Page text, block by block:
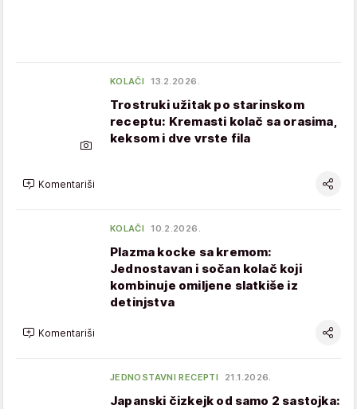
KOLAČI 13.2.2026.
Trostruki užitak po starinskom
receptu: Kremasti kolač sa orasima,
keksom i dve vrste fila
Komentariši
KOLAČI 10.2.2026.
Plazma kocke sa kremom:
Jednostavan i sočan kolač koji
kombinuje omiljene slatkiše iz
detinjstva
Komentariši
JEDNOSTAVNI RECEPTI 21.1.2026.
Japanski čizkejk od samo 2 sastojka: